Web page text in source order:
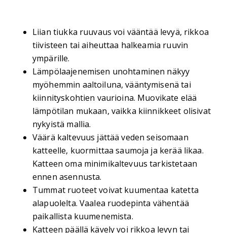
Liian tiukka ruuvaus voi vääntää levyä, rikkoa
tiivisteen tai aiheuttaa halkeamia ruuvin
ympärille.
Lämpölaajenemisen unohtaminen näkyy
myöhemmin aaltoiluna, vääntymisenä tai
kiinnityskohtien vaurioina. Muovikate elää
lämpötilan mukaan, vaikka kiinnikkeet olisivat
nykyistä mallia.
Väärä kaltevuus jättää veden seisomaan
katteelle, kuormittaa saumoja ja kerää likaa.
Katteen oma minimikaltevuus tarkistetaan
ennen asennusta.
Tummat ruoteet voivat kuumentaa katetta
alapuolelta. Vaalea ruodepinta vähentää
paikallista kuumenemista.
Katteen päällä kävely voi rikkoa levyn tai